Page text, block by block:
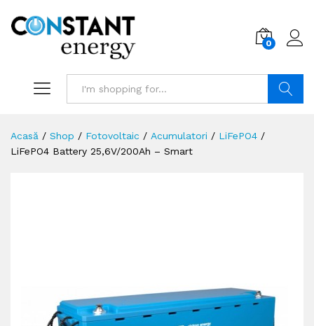
0
Acasă / Shop / Fotovoltaic / Acumulatori / LiFePO4 /
LiFePO4 Battery 25,6V/200Ah – Smart